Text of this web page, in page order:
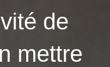
de
mettre